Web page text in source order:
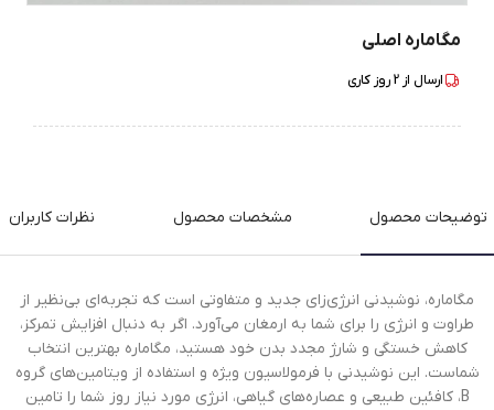
مگاماره اصلی
ارسال از 2روز کاری
توضیحات محصول مشخصات محصول نظرات کاربران
مگاماره، نوشیدنی انرژی‌زای جدید و متفاوتی است که تجربه‌ای بی‌نظیر از
طراوت و انرژی را برای شما به ارمغان می‌آورد. اگر به دنبال افزایش تمرکز،
کاهش خستگی و شارژ مجدد بدن خود هستید، مگاماره بهترین انتخاب
شماست. این نوشیدنی با فرمولاسیون ویژه و استفاده از ویتامین‌های گروه
B، کافئین طبیعی و عصاره‌های گیاهی، انرژی مورد نیاز روز شما را تامین